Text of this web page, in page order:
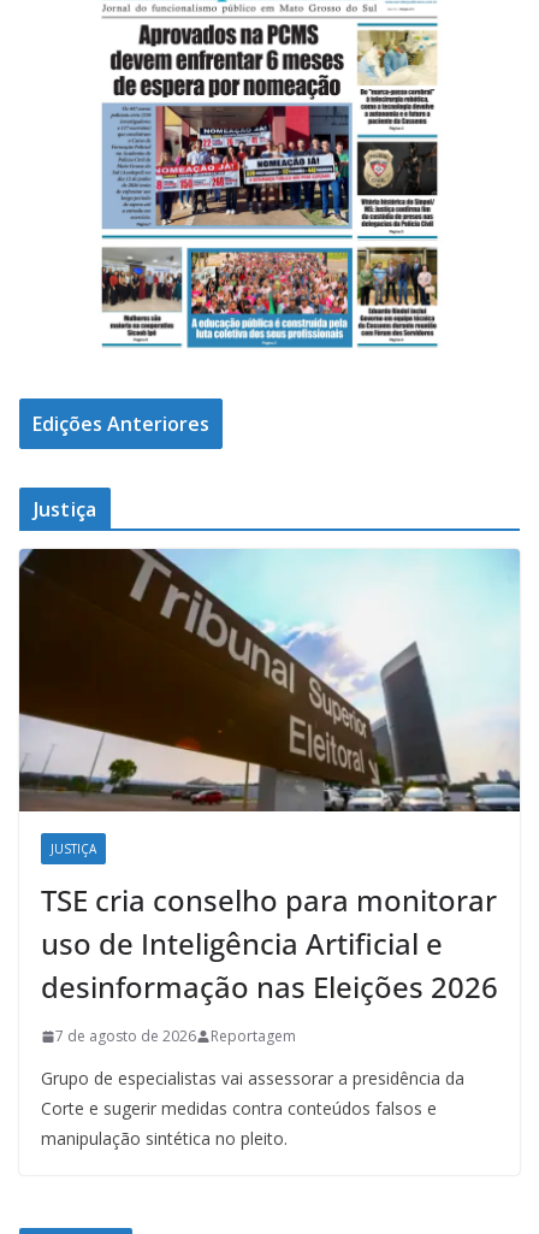
Edições Anteriores
Justiça
JUSTIÇA
TSE cria conselho para monitorar
uso de Inteligência Artificial e
desinformação nas Eleições 2026
7 de agosto de 2026 Reportagem
Grupo de especialistas vai assessorar a presidência da
Corte e sugerir medidas contra conteúdos falsos e
manipulação sintética no pleito.